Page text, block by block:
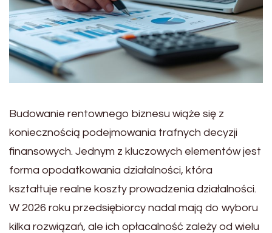
Budowanie rentownego biznesu wiąże się z
koniecznością podejmowania trafnych decyzji
finansowych. Jednym z kluczowych elementów jest
forma opodatkowania działalności, która
kształtuje realne koszty prowadzenia działalności.
W 2026 roku przedsiębiorcy nadal mają do wyboru
kilka rozwiązań, ale ich opłacalność zależy od wielu